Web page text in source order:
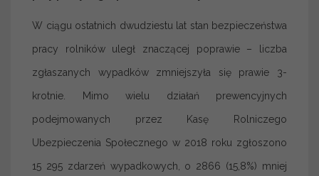
W ciągu ostatnich dwudziestu lat stan bezpieczeństwa
pracy rolników uległ znaczącej poprawie – liczba
zgłaszanych wypadków zmniejszyła się prawie 3-
krotnie. Mimo wielu działań prewencyjnych
podejmowanych przez Kasę Rolniczego
Ubezpieczenia Społecznego w 2018 roku zgłoszono
15 295 zdarzeń wypadkowych, o 2866 (15,8%) mniej